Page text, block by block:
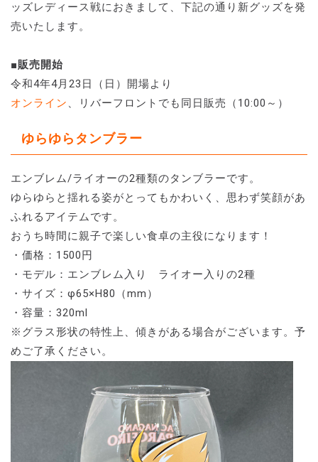
ッズレディース戦におきまして、下記の通り新グッズを発
売いたします。
■販売開始
令和4年4月23日（日）開場より
オンライン 、リバーフロントでも同日販売（10:00～）
ゆらゆらタンブラー
エンブレム/ライオーの2種類のタンブラーです。
ゆらゆらと揺れる姿がとってもかわいく、思わず笑顔があ
ふれるアイテムです。
おうち時間に親子で楽しい食卓の主役になります！
・価格：1500円
・モデル：エンブレム入り ライオー入りの2種
・サイズ：φ65×H80（mm）
・容量：320ml
※グラス形状の特性上、傾きがある場合がございます。予
めご了承ください。